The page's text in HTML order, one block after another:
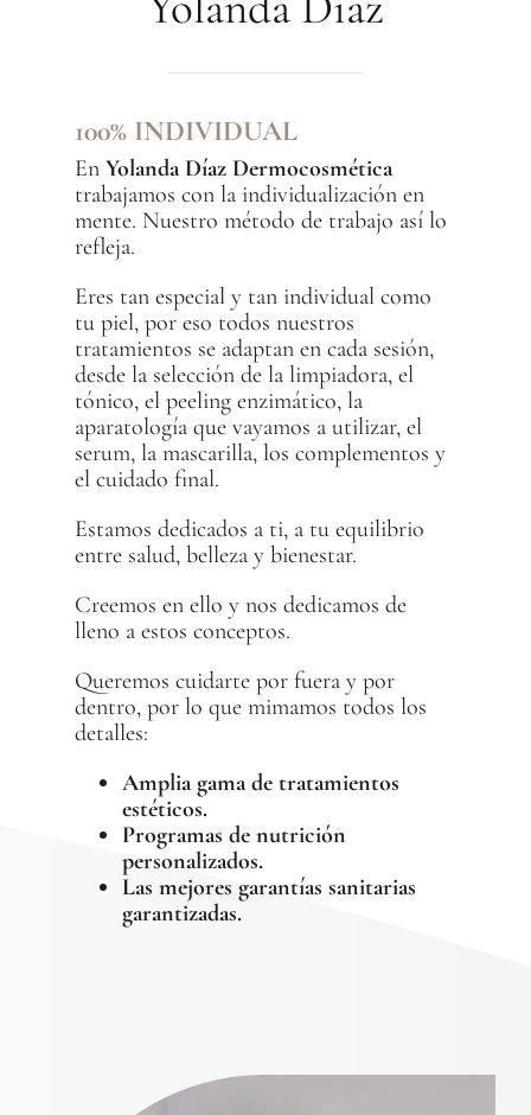
100% INDIVIDUAL
EnYolanda Díaz Dermocosmética
trabajamos con la individualización en
mente. Nuestro método de trabajo así lo
refleja.
Eres tan especial y tan individual como
tu piel, por eso todos nuestros
tratamientos se adaptan en cada sesión,
desde la selección de la limpiadora, el
tónico, el peeling enzimático, la
aparatología que vayamos a utilizar, el
serum, la mascarilla, los complementos y
el cuidado final.
Estamos dedicados a ti, a tu equilibrio
entre salud, belleza y bienestar.
Creemos en ello y nos dedicamos de
lleno a estos conceptos.
Queremos cuidarte por fuera y por
dentro, por lo que mimamos todos los
detalles:
Amplia gama de tratamientos
estéticos.
Programas de nutrición
personalizados.
Las mejores garantías sanitarias
garantizadas.